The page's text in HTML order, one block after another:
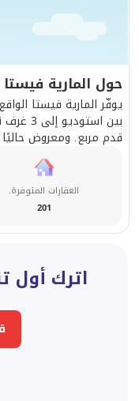
حول المارية فيستا
يوفّر المارية فيستا
قدم مربع. ومعروض حاليًا للإيجار
العقارات المتوفرة.
201
اترك أول